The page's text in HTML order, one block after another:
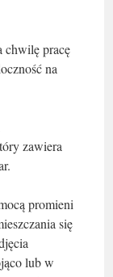
chwilę pracę
na
zawiera
promieni
się
lub w